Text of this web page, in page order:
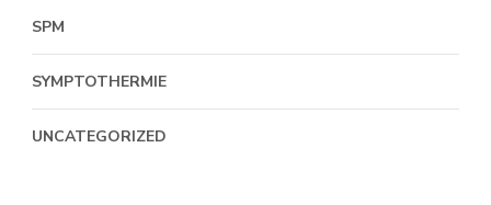
SPM
SYMPTOTHERMIE
UNCATEGORIZED